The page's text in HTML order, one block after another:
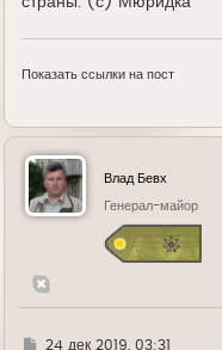
Показать ссылки на пост
Влад Бевх
Генерал-майор
Г24 дек 2019, 03:31